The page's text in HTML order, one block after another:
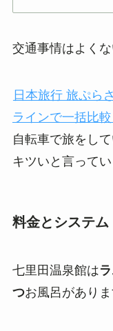
交通事情はよくな
日本旅行 旅ぷら
ラインで一括比較
自転車で旅をし
キツいと言ってい
料金とシステム
七里田温泉館は
つお風呂がありま